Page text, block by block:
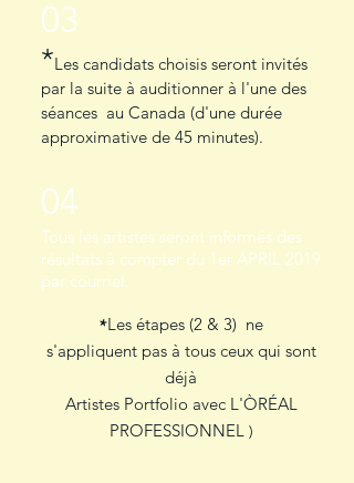
03
*Les candidats choisis seront invités
par la suite à auditionner à l'une des
séances au Canada (d'une durée
approximative de 45 minutes).
04
Tous les artistes seront informés des
résultats à compter du 1er APRIL 2019
par courriel.
*Les étapes (2 & 3) ne
s'appliquent pas à tous ceux qui sont
déjà
Artistes Portfolio avec L'ÒRÉAL
PROFESSIONNEL)